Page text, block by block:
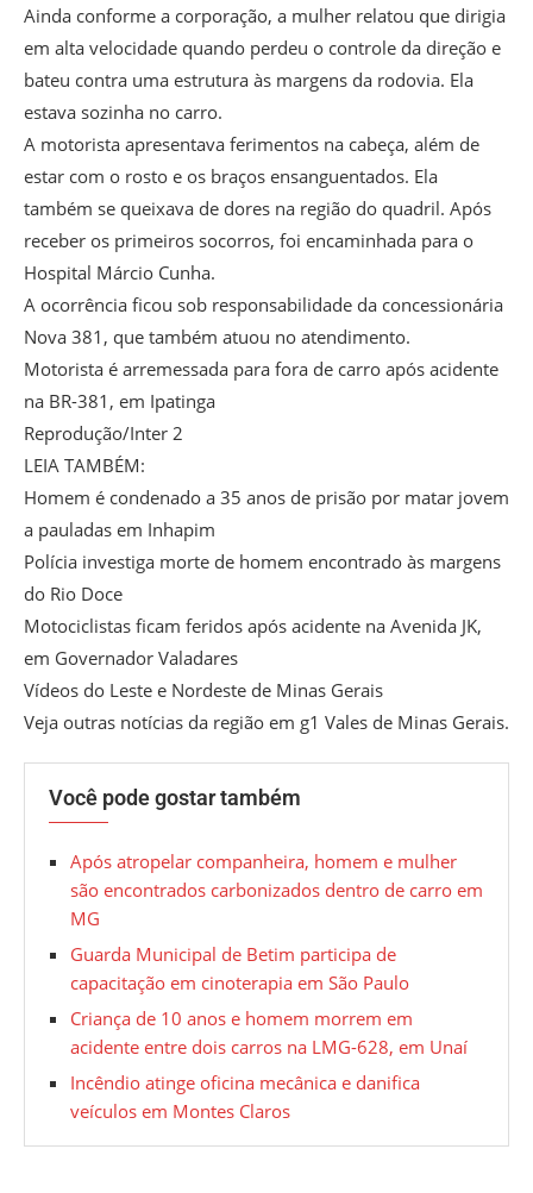
Ainda conforme a corporação, a mulher relatou que dirigia
em alta velocidade quando perdeu o controle da direção e
bateu contra uma estrutura às margens da rodovia. Ela
estava sozinha no carro.
A motorista apresentava ferimentos na cabeça, além de
estar com o rosto e os braços ensanguentados. Ela
também se queixava de dores na região do quadril. Após
receber os primeiros socorros, foi encaminhada para o
Hospital Márcio Cunha.
A ocorrência ficou sob responsabilidade da concessionária
Nova 381, que também atuou no atendimento.
Motorista é arremessada para fora de carro após acidente
na BR-381, em Ipatinga
Reprodução/Inter 2
LEIA TAMBÉM:
Homem é condenado a 35 anos de prisão por matar jovem
a pauladas em Inhapim
Polícia investiga morte de homem encontrado às margens
do Rio Doce
Motociclistas ficam feridos após acidente na Avenida JK,
em Governador Valadares
Vídeos do Leste e Nordeste de Minas Gerais
Veja outras notícias da região em g1 Vales de Minas Gerais.
Você pode gostar também
Após atropelar companheira, homem e mulher
são encontrados carbonizados dentro de carro em
MG
Guarda Municipal de Betim participa de
capacitação em cinoterapia em São Paulo
Criança de 10 anos e homem morrem em
acidente entre dois carros na LMG-628, em Unaí
Incêndio atinge oficina mecânica e danifica
veículos em Montes Claros